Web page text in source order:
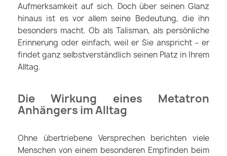
Aufmerksamkeit auf sich. Doch über seinen Glanz
hinaus ist es vor allem seine Bedeutung, die ihn
besonders macht. Ob als Talisman, als persönliche
Erinnerung oder einfach, weil er Sie anspricht – er
findet ganz selbstverständlich seinen Platz in Ihrem
Alltag.
Die Wirkung eines Metatron
Anhängers im Alltag
Ohne übertriebene Versprechen berichten viele
Menschen von einem besonderen Empfinden beim